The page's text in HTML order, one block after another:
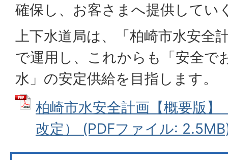
確保し、お客さまへ提供してい
上下水道局は、「柏崎市水安全
で運用し、これからも「安全で
水」の安定供給を目指します。
柏崎市水安全計画【概要版
改定） (PDFファイル: